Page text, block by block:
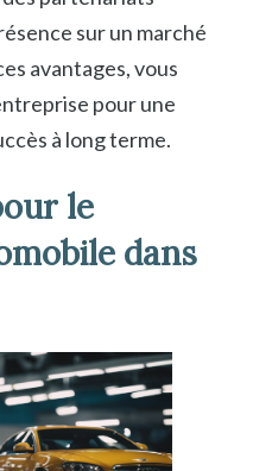
sur un marché
avantages, vous
pour une
à long terme.
le
dans